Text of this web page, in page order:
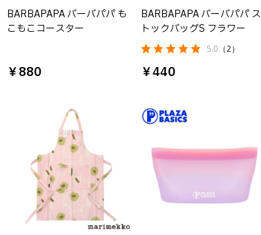
BARBAPAPA バーバパパ も
こもこコースター
￥880
BARBAPAPA バーバパパ ス
トックバッグS フラワー
5.0 （2）
￥440